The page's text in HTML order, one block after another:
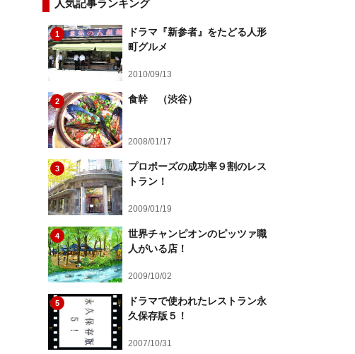
人気記事ランキング
1
ドラマ『新参者』をたどる人形
町グルメ
2010/09/13
2 食幹 （渋谷）
2008/01/17
3
プロポーズの成功率９割のレス
トラン！
2009/01/19
4
世界チャンピオンのピッツァ職
人がいる店！
2009/10/02
5
ドラマで使われたレストラン永
久保存版５！
2007/10/31